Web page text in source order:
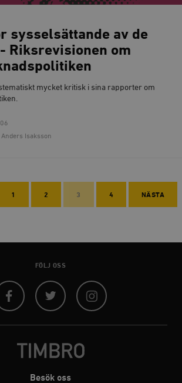
sysselsättande av de
Riksrevisionen om
mycket kritisk i sina rapporter om
Isaksson
1 2 3 4 NÄSTA
FÖLJ OSS
Besök oss